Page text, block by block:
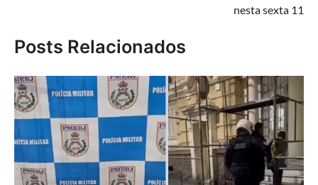
nesta sexta 11
Posts Relacionados